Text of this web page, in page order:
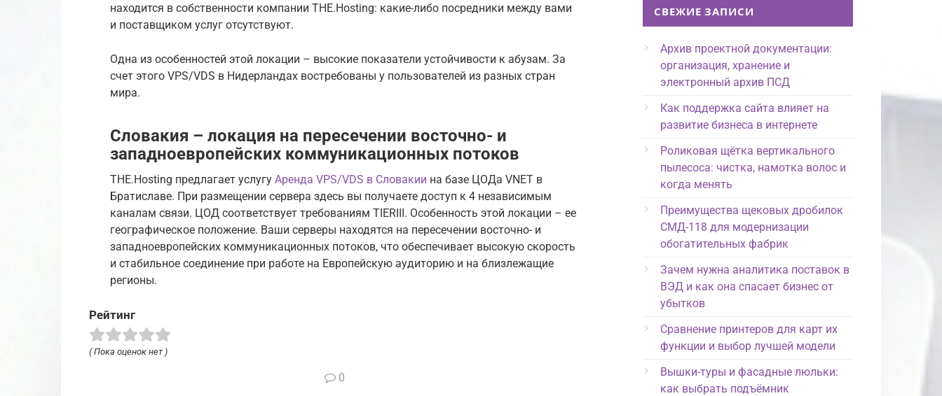
находится в собственности компании THE.Hosting: какие-либо посредники между вами
и поставщиком услуг отсутствуют.
Одна из особенностей этой локации – высокие показатели устойчивости к абузам. За
счет этого VPS/VDS в Нидерландах востребованы у пользователей из разных стран
мира.
Словакия – локация на пересечении восточно- и
западноевропейских коммуникационных потоков
THE.Hosting предлагает услугу Аренда VPS/VDS в Словакии на базе ЦОДа VNET в
Братиславе. При размещении сервера здесь вы получаете доступ к 4 независимым
каналам связи. ЦОД соответствует требованиям TIERIII. Особенность этой локации – ее
географическое положение. Ваши серверы находятся на пересечении восточно- и
западноевропейских коммуникационных потоков, что обеспечивает высокую скорость
и стабильное соединение при работе на Европейскую аудиторию и на близлежащие
регионы.
Рейтинг
( Пока оценок нет )
0
СВЕЖИЕ ЗАПИСИ
Архив проектной документации:
организация, хранение и
электронный архив ПСД
Как поддержка сайта влияет на
развитие бизнеса в интернете
Роликовая щётка вертикального
пылесоса: чистка, намотка волос и
когда менять
Преимущества щековых дробилок
СМД-118 для модернизации
обогатительных фабрик
Зачем нужна аналитика поставок в
ВЭД и как она спасает бизнес от
убытков
Сравнение принтеров для карт их
функции и выбор лучшей модели
Вышки-туры и фасадные люльки:
как выбрать подъёмник